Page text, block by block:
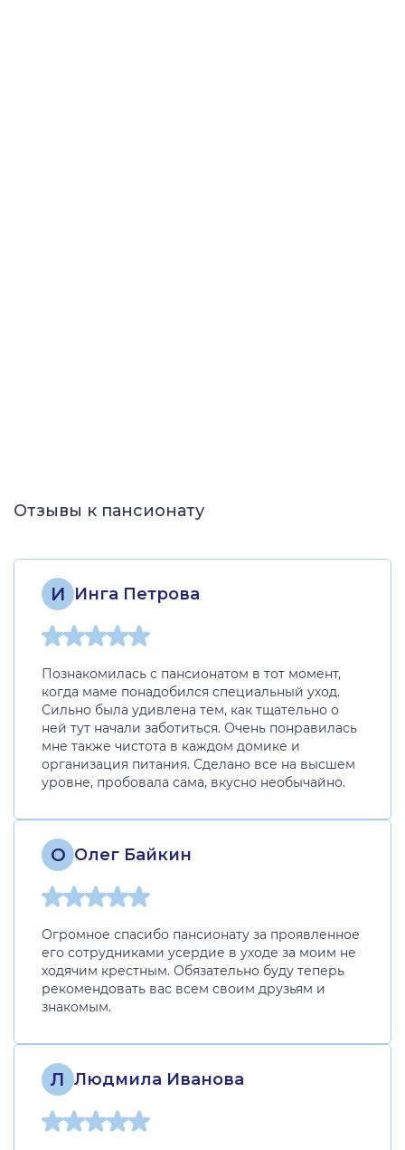
Отзывы к пансионату
И Инга Петрова
Познакомилась с пансионатом в тот момент,
когда маме понадобился специальный уход.
Сильно была удивлена тем, как тщательно о
ней тут начали заботиться. Очень понравилась
мне также чистота в каждом домике и
организация питания. Сделано все на высшем
уровне, пробовала сама, вкусно необычайно.
О Олег Байкин
Огромное спасибо пансионату за проявленное
его сотрудниками усердие в уходе за моим не
ходячим крестным. Обязательно буду теперь
рекомендовать вас всем своим друзьям и
знакомым.
Л Людмила Иванова